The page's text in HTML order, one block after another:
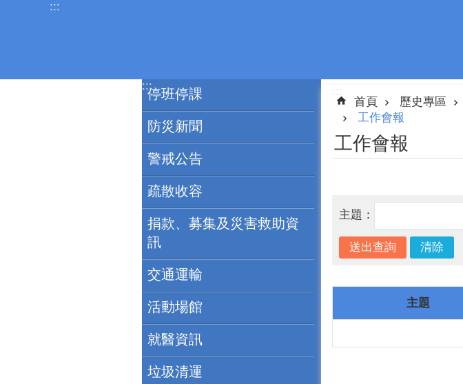
跳到主要內容區塊
:::
:::
停班停課
防災新聞
警戒公告
疏散收容
捐款、募集及災害救助資
訊
交通運輸
活動場館
就醫資訊
垃圾清運
:::
首頁 歷史專區
工作會報
工作會報
主題：
主題